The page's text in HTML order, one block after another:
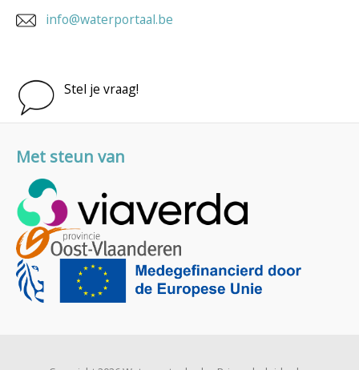
info@waterportaal.be
Stel je vraag!
Met steun van